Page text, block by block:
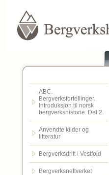
ABC.
Bergverksfortellinger.
Introduksjon til norsk
bergverkshistorie. Del 2.
Anvendte kilder og
litteratur
Bergverksdrift i Vestfold
Bergverksnettverket